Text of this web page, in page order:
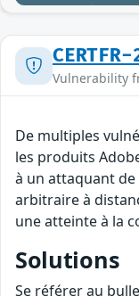
Vulnerability
De multiples
les produits
à un attaquant
arbitraire à
une atteinte à la
Solutions
Se référer au